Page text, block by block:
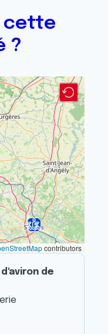
cette
?
contributors
d'aviron de